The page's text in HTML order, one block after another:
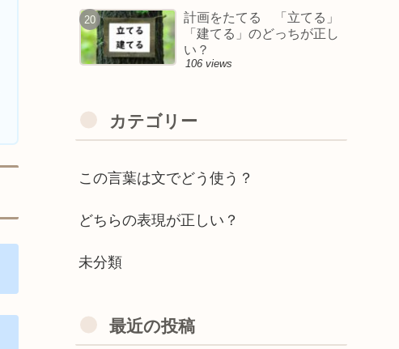
計画をたてる 「立てる」
「建てる」のどっちが正し
い？
106 views
カテゴリー
この言葉は文でどう使う？
どちらの表現が正しい？
未分類
最近の投稿